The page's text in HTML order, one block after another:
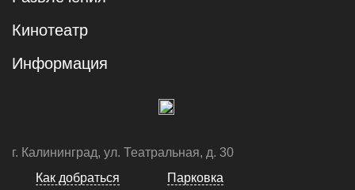
Кинотеатр
Информация
г. Калининград, ул. Театральная, д. 30
Как добраться
Парковка